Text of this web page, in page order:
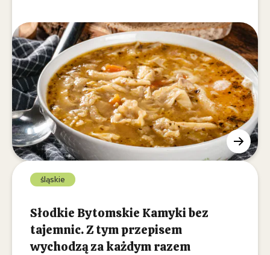
śląskie
Słodkie Bytomskie Kamyki bez
tajemnic. Z tym przepisem
wychodzą za każdym razem